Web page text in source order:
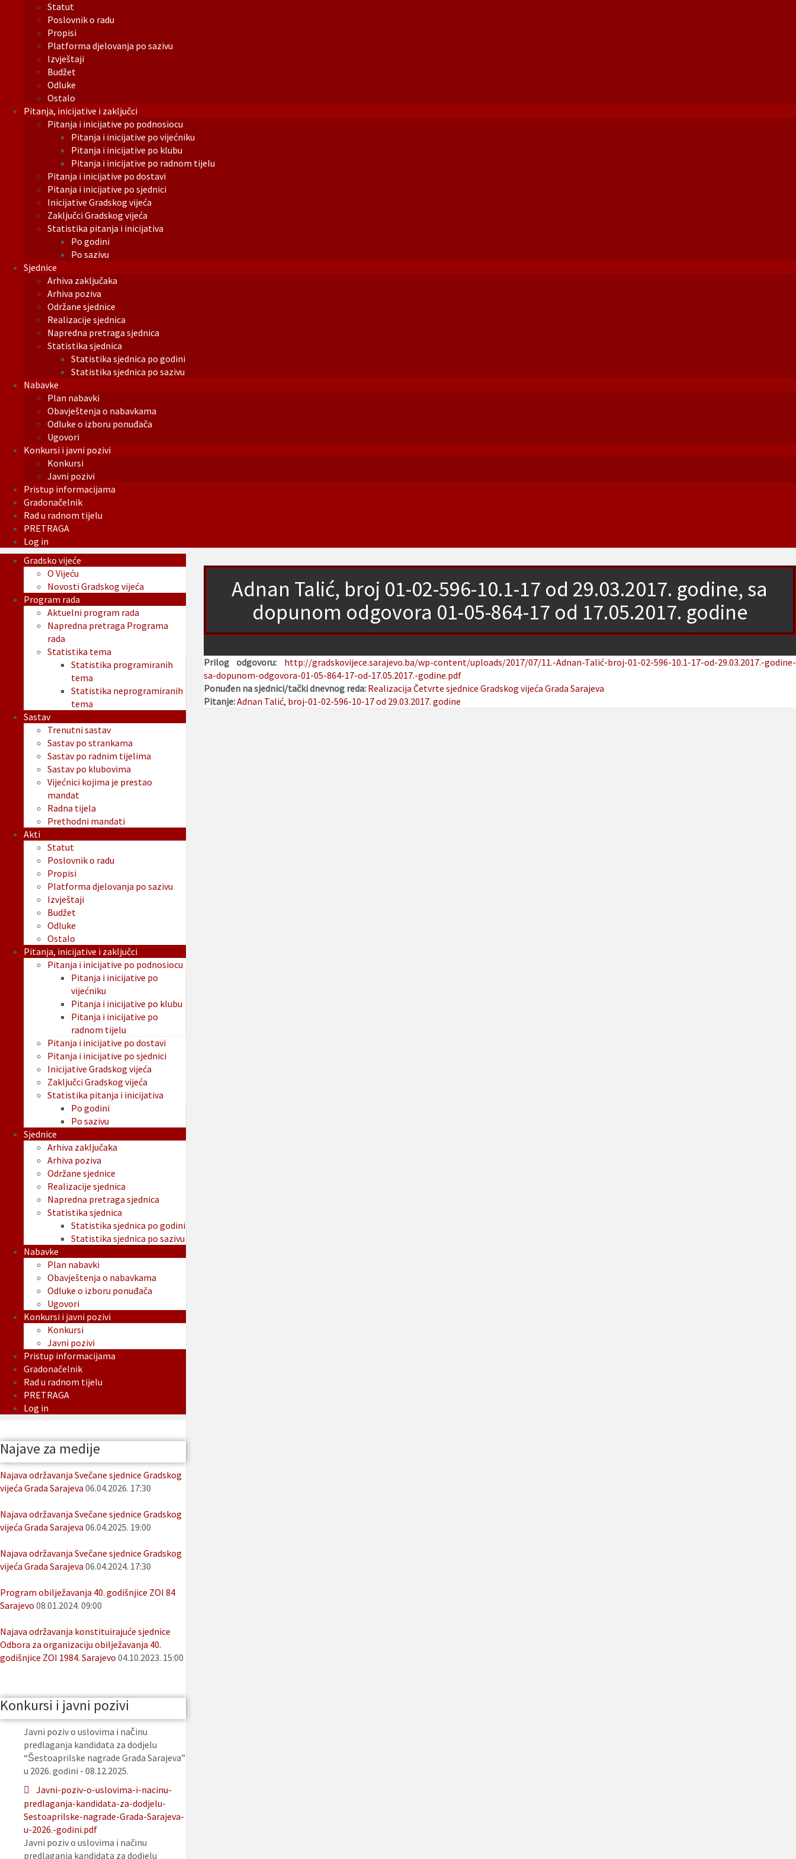
Statut
Poslovnik o radu
Propisi
Platforma djelovanja po sazivu
Izvještaji
Budžet
Odluke
Ostalo
Pitanja, inicijative i zaključci
Pitanja i inicijative po podnosiocu
Pitanja i inicijative po vijećniku
Pitanja i inicijative po klubu
Pitanja i inicijative po radnom tijelu
Pitanja i inicijative po dostavi
Pitanja i inicijative po sjednici
Inicijative Gradskog vijeća
Zaključci Gradskog vijeća
Statistika pitanja i inicijativa
Po godini
Po sazivu
Sjednice
Arhiva zaključaka
Arhiva poziva
Održane sjednice
Realizacije sjednica
Napredna pretraga sjednica
Statistika sjednica
Statistika sjednica po godini
Statistika sjednica po sazivu
Nabavke
Plan nabavki
Obavještenja o nabavkama
Odluke o izboru ponuđača
Ugovori
Konkursi i javni pozivi
Konkursi
Javni pozivi
Pristup informacijama
Gradonačelnik
Rad u radnom tijelu
PRETRAGA
Log in
Adnan Talić, broj 01-02-596-10.1-17 od 29.03.2017. godine, sa
dopunom odgovora 01-05-864-17 od 17.05.2017. godine
Prilog odgovoru: http://gradskovijece.sarajevo.ba/wp-content/uploads/2017/07/11.-Adnan-Talić-broj-01-02-596-10.1-17-od-29.03.2017.-godine-
sa-dopunom-odgovora-01-05-864-17-od-17.05.2017.-godine.pdf
Ponuđen na sjednici/tački dnevnog reda: Realizacija Četvrte sjednice Gradskog vijeća Grada Sarajeva
Pitanje:Adnan Talić, broj-01-02-596-10-17 od 29.03.2017. godine
Gradsko vijeće
O Vijeću
Novosti Gradskog vijeća
Program rada
Aktuelni program rada
Napredna pretraga Programa
rada
Statistika tema
Statistika programiranih
tema
Statistika neprogramiranih
tema
Sastav
Trenutni sastav
Sastav po strankama
Sastav po radnim tijelima
Sastav po klubovima
Vijećnici kojima je prestao
mandat
Radna tijela
Prethodni mandati
Akti
Statut
Poslovnik o radu
Propisi
Platforma djelovanja po sazivu
Izvještaji
Budžet
Odluke
Ostalo
Pitanja, inicijative i zaključci
Pitanja i inicijative po podnosiocu
Pitanja i inicijative po
vijećniku
Pitanja i inicijative po klubu
Pitanja i inicijative po
radnom tijelu
Pitanja i inicijative po dostavi
Pitanja i inicijative po sjednici
Inicijative Gradskog vijeća
Zaključci Gradskog vijeća
Statistika pitanja i inicijativa
Po godini
Po sazivu
Sjednice
Arhiva zaključaka
Arhiva poziva
Održane sjednice
Realizacije sjednica
Napredna pretraga sjednica
Statistika sjednica
Statistika sjednica po godini
Statistika sjednica po sazivu
Nabavke
Plan nabavki
Obavještenja o nabavkama
Odluke o izboru ponuđača
Ugovori
Konkursi i javni pozivi
Konkursi
Javni pozivi
Pristup informacijama
Gradonačelnik
Rad u radnom tijelu
PRETRAGA
Log in
Najave za medije
Najava održavanja Svečane sjednice Gradskog
vijeća Grada Sarajeva 06.04.2026. 17:30
Najava održavanja Svečane sjednice Gradskog
vijeća Grada Sarajeva 06.04.2025. 19:00
Najava održavanja Svečane sjednice Gradskog
vijeća Grada Sarajeva 06.04.2024. 17:30
Program obilježavanja 40. godišnjice ZOI 84
Sarajevo 08.01.2024. 09:00
Najava održavanja konstituirajuće sjednice
Odbora za organizaciju obilježavanja 40.
godišnjice ZOI 1984. Sarajevo 04.10.2023. 15:00
Konkursi i javni pozivi
Javni poziv o uslovima i načinu
predlaganja kandidata za dodjelu
“Šestoaprilske nagrade Grada Sarajeva”
u 2026. godini - 08.12.2025.
Javni-poziv-o-uslovima-i-nacinu-
predlaganja-kandidata-za-dodjelu-
Sestoaprilske-nagrade-Grada-Sarajeva-
u-2026.-godini.pdf
Javni poziv o uslovima i načinu
predlaganja kandidata za dodjelu